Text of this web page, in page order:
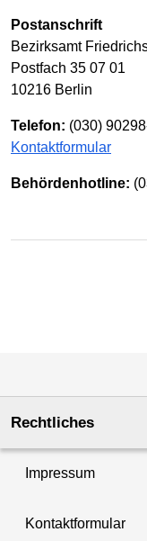
Postanschrift
Bezirksamt
Postfach 35 07 01
10216 Berlin
Telefon: (030)
Kontaktformular
Behördenhotline:
Rechtliches
Impressum
Kontaktformular